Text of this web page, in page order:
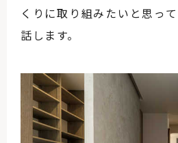
くりに取り組みたいと思っ
話します。